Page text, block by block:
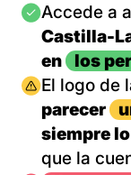
Imagen
Accede a
Castilla-
en
los
Imagen
El logo de
parecer
siempre
que la